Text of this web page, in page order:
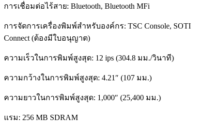
การเชื่อมต่อไร้สาย: Bluetooth, Bluetooth MFi
การจัดการเครื่องพิมพ์สำหรับองค์กร: TSC Console, SOTI
Connect (ต้องมีใบอนุญาต)
ความเร็วในการพิมพ์สูงสุด: 12 ips (304.8 มม./วินาที)
ความกว้างในการพิมพ์สูงสุด: 4.21″ (107 มม.)
ความยาวในการพิมพ์สูงสุด: 1,000″ (25,400 มม.)
แรม: 256 MB SDRAM